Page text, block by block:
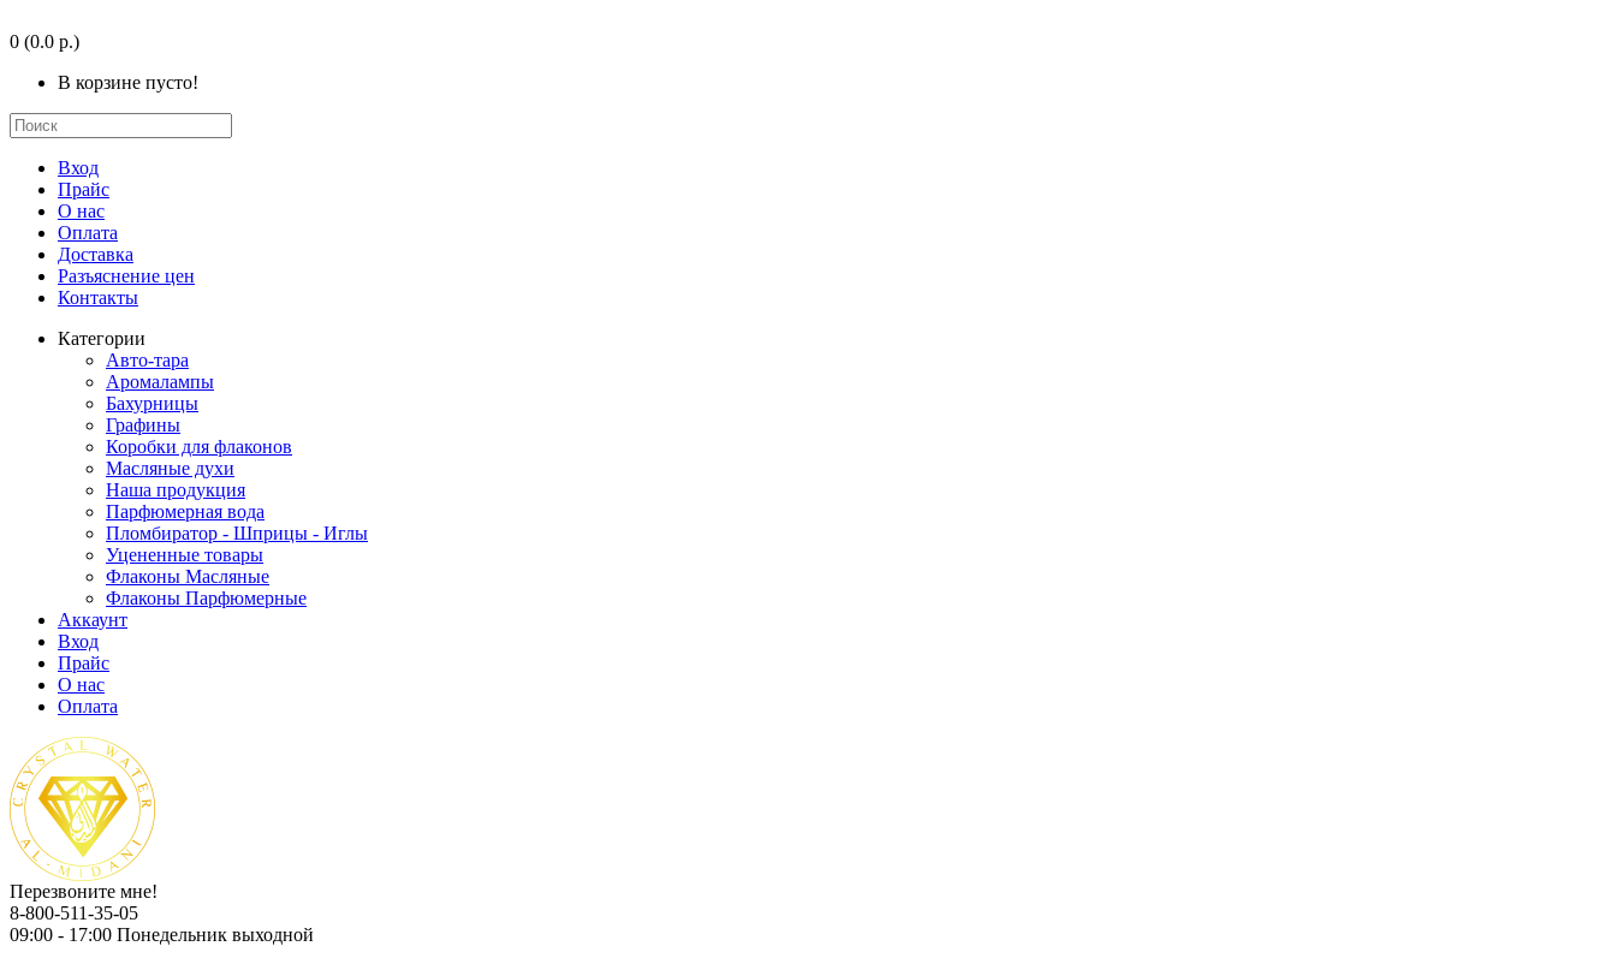
0 (0.0 р.)
В корзине пусто!
Вход
Прайс
О нас
Оплата
Доставка
Разъяснение цен
Контакты
Категории
Авто-тара
Аромалампы
Бахурницы
Графины
Коробки для флаконов
Масляные духи
Наша продукция
Парфюмерная вода
Пломбиратор - Шприцы - Иглы
Уцененные товары
Флаконы Масляные
Флаконы Парфюмерные
Аккаунт
Вход
Прайс
О нас
Оплата
Перезвоните мне!
8-800-511-35-05
09:00 - 17:00 Понедельник выходной